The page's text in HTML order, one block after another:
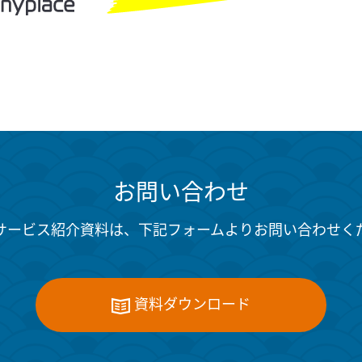
お問い合わせ
ービス紹介資料は、下記フォームよりお問い合わせく
資料ダウンロード